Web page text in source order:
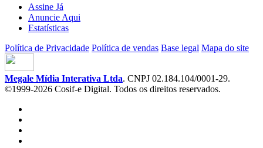
Assine Já
Anuncie Aqui
Estatísticas
Política de Privacidade Política de vendas Base legal Mapa do site
Megale Mídia Interativa Ltda. CNPJ 02.184.104/0001-29.
©1999-2026 Cosif-e Digital. Todos os direitos reservados.